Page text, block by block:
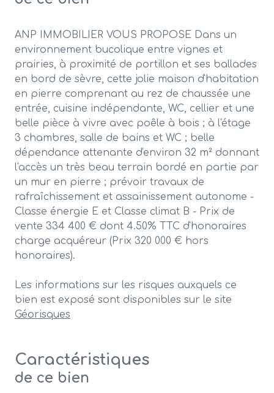
ANP IMMOBILIER VOUS PROPOSE Dans un
environnement bucolique entre vignes et
prairies, à proximité de portillon et ses ballades
en bord de sèvre, cette jolie maison d'habitation
en pierre comprenant au rez de chaussée une
entrée, cuisine indépendante, WC, cellier et une
belle pièce à vivre avec poêle à bois ; à l'étage
3 chambres, salle de bains et WC ; belle
dépendance attenante d'environ 32 m² donnant
l'accès un très beau terrain bordé en partie par
un mur en pierre ; prévoir travaux de
rafraîchissement et assainissement autonome -
Classe énergie E et Classe climat B - Prix de
vente 334 400 € dont 4.50% TTC d'honoraires
charge acquéreur (Prix 320 000 € hors
honoraires).
Les informations sur les risques auxquels ce
bien est exposé sont disponibles sur le site
Géorisques
Caractéristiques
de ce bien